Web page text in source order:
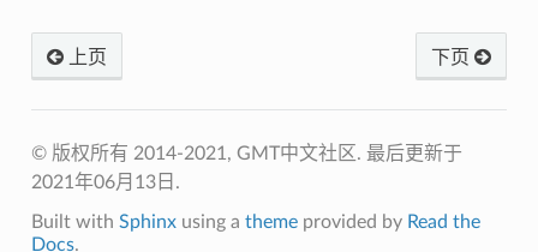
下页
上页
© 版权所有 2014-2021, GMT中文社区. 最后更新于
2021年06月13日.
Built with Sphinxusing a themeprovided by Read the
Docs.